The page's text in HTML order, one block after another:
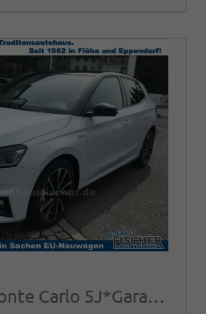
1.0 TSI DSG Monte Carlo 5J*Garantie 17Zoll